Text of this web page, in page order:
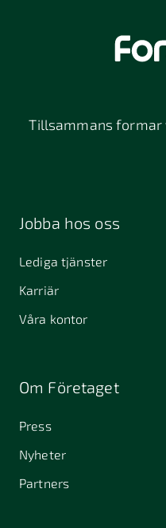
Tillsammans
Jobba hos oss
Lediga tjänster
Karriär
Våra kontor
Om Företaget
Press
Nyheter
Partners